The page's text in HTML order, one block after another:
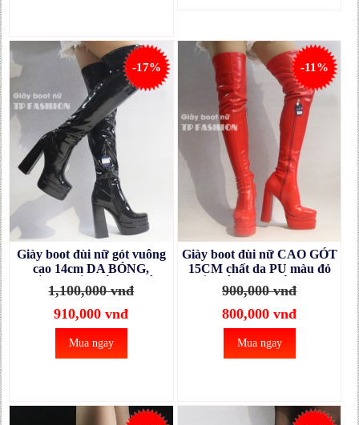
-17%
Giày boot đùi nữ gót vuông
cao 14cm DA BÓNG,
CHẮC CHẮN, ÔM CHÂN
màu đen GCC131A
1,100,000 vnđ
910,000 vnđ
Mua ngay
-11%
Giày boot đùi nữ CAO GÓT
15CM chất da PU màu đỏ
NỔI BẬT ống SIÊU DÀI-
ÔM CHÂN GCC11803
900,000 vnđ
800,000 vnđ
Mua ngay